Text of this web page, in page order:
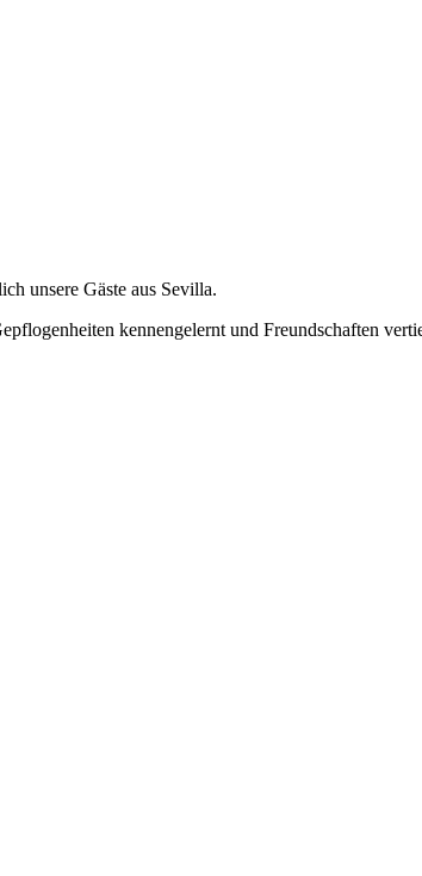
unsere Gäste aus Sevilla.
kennengelernt und Freundschaften